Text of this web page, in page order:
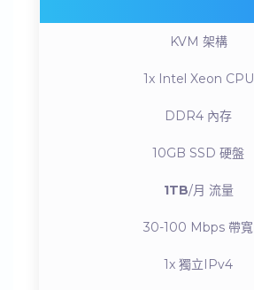
KVM 架構
1x Intel Xeon CPU
DDR4 內存
10GB SSD 硬盤
1TB/月 流量
30-100 Mbps 帶寬
1x 獨立IPv4